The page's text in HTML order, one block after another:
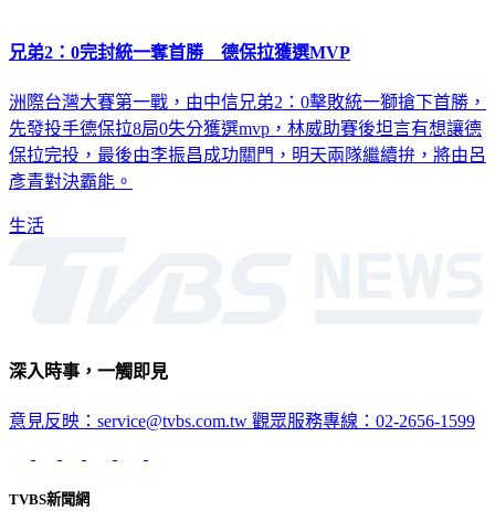
兄弟2：0完封統一奪首勝 德保拉獲選MVP
洲際台灣大賽第一戰，由中信兄弟2：0擊敗統一獅搶下首勝，
先發投手德保拉8局0失分獲選mvp，林威助賽後坦言有想讓德
保拉完投，最後由李振昌成功關門，明天兩隊繼續拚，將由呂
彥青對決霸能。
生活
深入時事，一觸即見
意見反映：service@tvbs.com.tw 觀眾服務專線：02-2656-1599
TVBS新聞網